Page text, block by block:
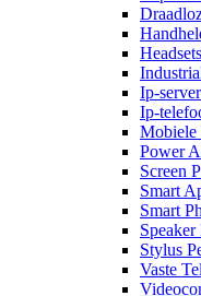
Ip-server
Ip-
Mobiele
Power
Screen
Smart
Smart
Speaker
Stylus
Vaste